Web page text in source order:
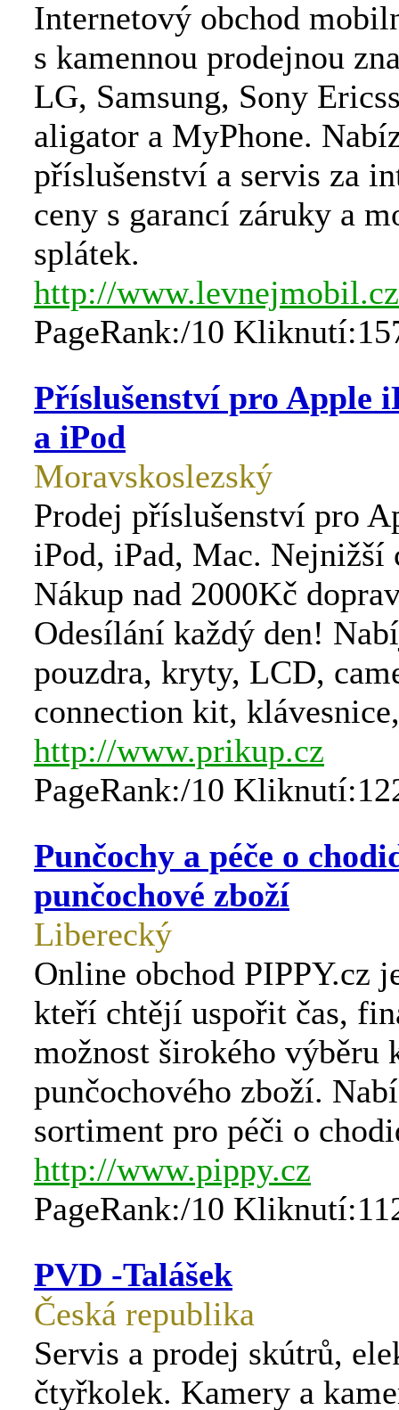
Internetový obchod
s kamennou prodejnou
LG, Samsung, Sony
aligator a MyPhone.
příslušenství a servis za
ceny s garancí záruky a
splátek.
http://www.levnejmobil.cz
PageRank:/10
Příslušenství pro Apple
a iPod
Moravskoslezský
Prodej příslušenství pro
iPod, iPad, Mac. Nejnižší
Nákup nad 2000Kč
Odesílání každý den!
pouzdra, kryty, LCD,
connection kit,
http://www.prikup.cz
PageRank:/10
Punčochy a péče o
punčochové zboží
Liberecký
Online obchod PIPPY.cz
kteří chtějí uspořit čas,
možnost širokého výběru
punčochového zboží.
sortiment pro péči o
http://www.pippy.cz
PageRank:/10
PVD -Talášek
Česká republika
Servis a prodej skútrů,
čtyřkolek. Kamery a